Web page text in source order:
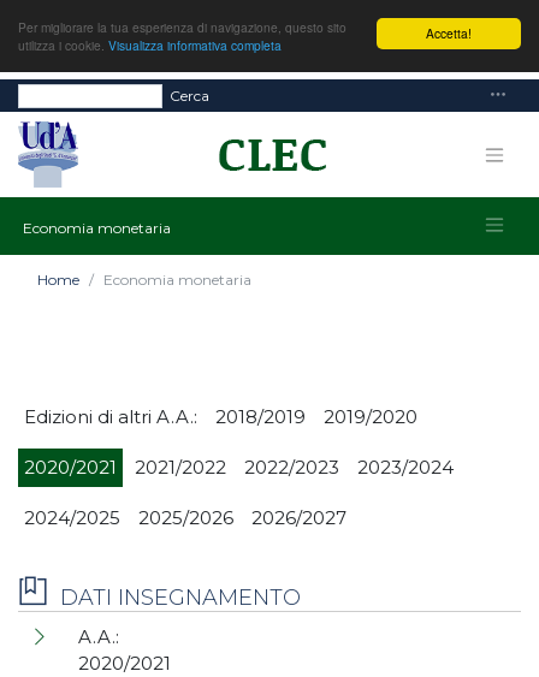
Accetta!
Per migliorare la tua esperienza di navigazione, questo sito
utilizza i cookie. Visualizza informativa completa
Cerca
Economia monetaria
Home Economia monetaria
Edizioni di altri A.A.: 2018/2019 2019/2020
2020/2021 2021/2022 2022/2023 2023/2024
2024/2025 2025/2026 2026/2027
DATI INSEGNAMENTO
A.A.:
2020/2021